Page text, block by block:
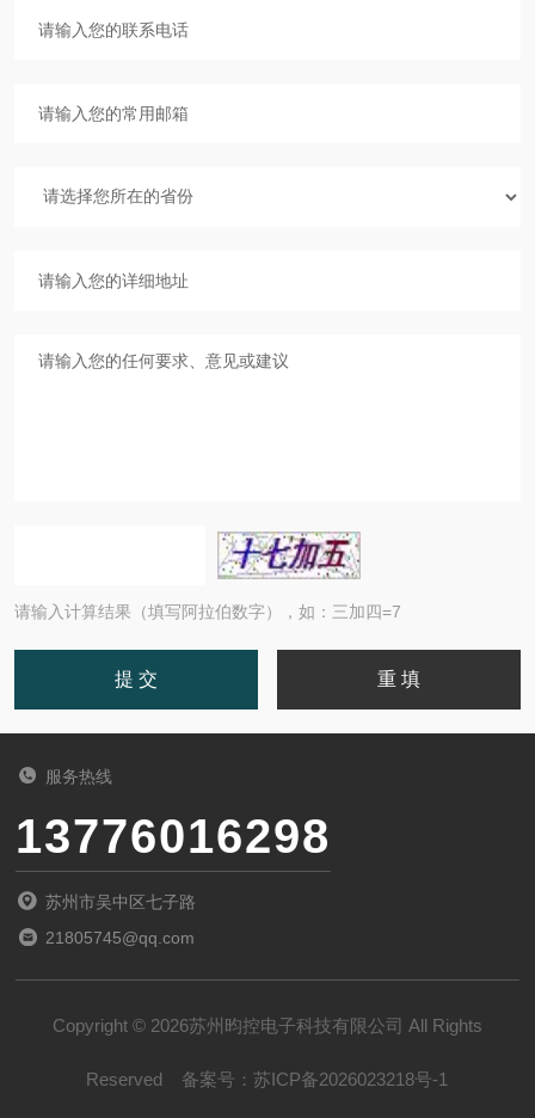
请输入计算结果（填写阿拉伯数字），如：三加四=7
服务热线
13776016298
苏州市吴中区七子路
21805745@qq.com
Copyright © 2026苏州昀控电子科技有限公司 All Rights
Reserved 备案号：苏ICP备2026023218号-1